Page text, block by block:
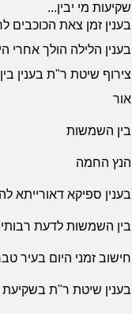
שקיעות מי יבין...
בענין זמן צאת הכוכבים
בענין הלילה הולך אחרי
צירוף שיטת ר"ת בענין
אור
בין השמשות
הנץ החמה
בענין ספיקא דאורייתא
בין השמשות לדעת
חישוב זמני היום בעיר
בענין שיטת ר"ת